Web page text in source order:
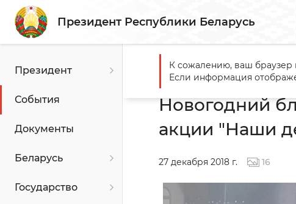
Президент Республики Беларусь
Президент
События
Документы
Беларусь
Государство
Главная События
Новогодний
акции "Наши
27 декабря 2018 г. 16
К сожалению, ваш браузер
Если информация